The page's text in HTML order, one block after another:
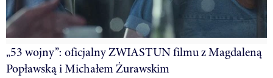
„53 wojny”: oficjalny ZWIASTUN filmu z Magdaleną
Popławską i Michałem Żurawskim